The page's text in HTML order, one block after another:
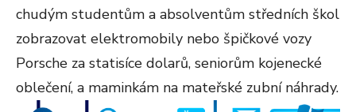
chudým studentům a absolventům středních škol
zobrazovat elektromobily nebo špičkové vozy
Porsche za statisíce dolarů, seniorům kojenecké
oblečení, a maminkám na mateřské zubní náhrady.